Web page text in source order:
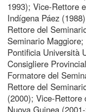
1993); Vice-Rettore
Indígena Páez
Rettore del
Seminario
Pontificia Università
Consigliere
Formatore del
Rettore del
(2000); Vice-Rettore
Nuova Guinea